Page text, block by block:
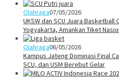
Olahraga07/05/2026
UKSW dan SCU Juara Basketball
Yogyakarta, Amankan Tiket
Olahraga06/05/2026
Kampus Jateng Dominasi Final
SCU, dan USM Berebut Gelar